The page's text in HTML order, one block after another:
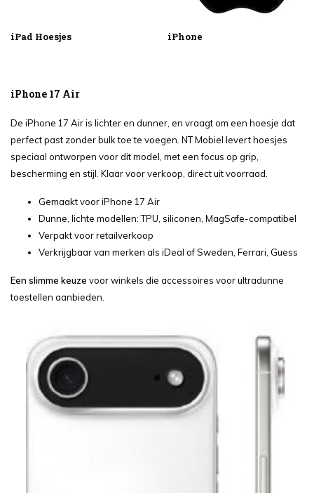
iPad Hoesjes iPhone
iPhone 17 Air
De iPhone 17 Air is lichter en dunner, en vraagt om een hoesje dat
perfect past zonder bulk toe te voegen. NT Mobiel levert hoesjes
speciaal ontworpen voor dit model, met een focus op grip,
bescherming en stijl. Klaar voor verkoop, direct uit voorraad.
Gemaakt voor iPhone 17 Air
Dunne, lichte modellen: TPU, siliconen, MagSafe-compatibel
Verpakt voor retailverkoop
Verkrijgbaar van merken als iDeal of Sweden, Ferrari, Guess
Een slimme keuze voor winkels die accessoires voor ultradunne
toestellen aanbieden.